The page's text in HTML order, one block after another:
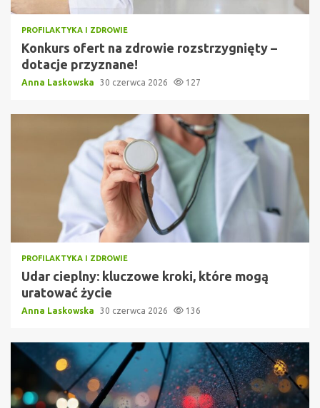
PROFILAKTYKA I ZDROWIE
Konkurs ofert na zdrowie rozstrzygnięty –
dotacje przyznane!
Anna Laskowska 30 czerwca 2026 127
PROFILAKTYKA I ZDROWIE
Udar cieplny: kluczowe kroki, które mogą
uratować życie
Anna Laskowska 30 czerwca 2026 136